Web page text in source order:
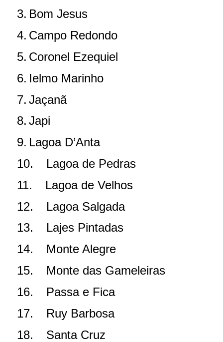
3. Bom Jesus
4. Campo Redondo
5. Coronel Ezequiel
6. Ielmo Marinho
7. Jaçanã
8. Japi
9. Lagoa D’Anta
10.
Lagoa de Pedras
11.
Lagoa de Velhos
12.
Lagoa Salgada
13.
Lajes Pintadas
14.
Monte Alegre
15.
Monte das Gameleiras
16.
Passa e Fica
17.
Ruy Barbosa
18.
Santa Cruz